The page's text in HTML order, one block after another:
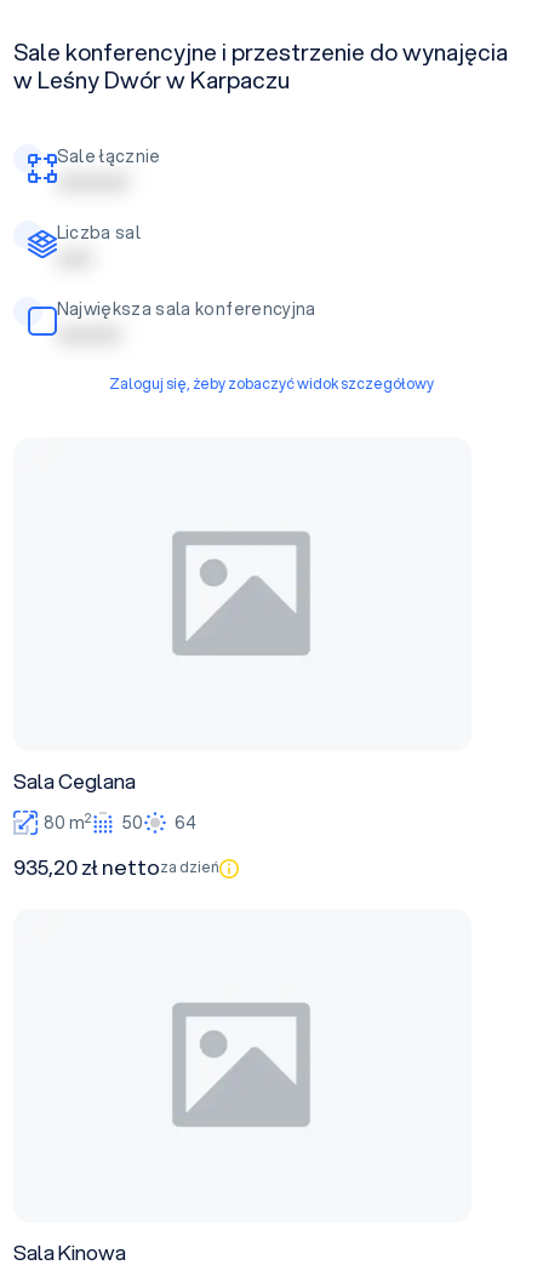
Sale konferencyjne i przestrzenie do wynajęcia
w Leśny Dwór w Karpaczu
Sale łącznie
| | | | | | | | | |
Liczba sal
| | | | |
Największa sala konferencyjna
| | | | | | | | |
Zaloguj się, żeby zobaczyć widok szczegółowy
Sala Ceglana
80 m2 50 64
935,20 zł nettoza dzień
Sala Kinowa